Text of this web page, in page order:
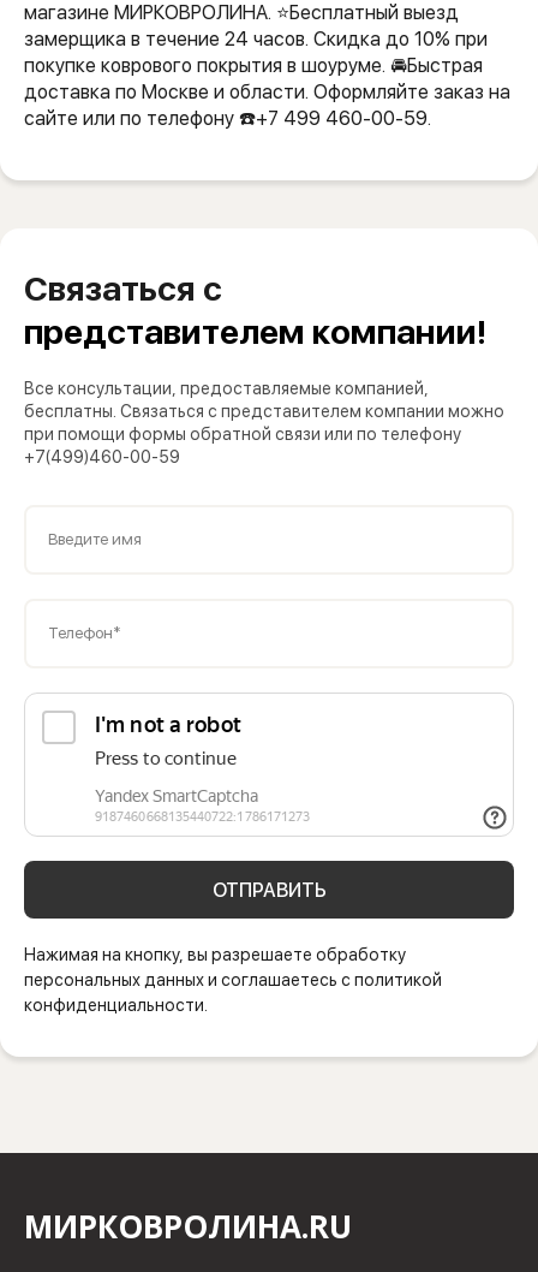
магазине МИРКОВРОЛИНА. ⭐️Бесплатный выезд
замерщика в течение 24 часов. Скидка до 10% при
покупке коврового покрытия в шоуруме. 🚘Быстрая
доставка по Москве и области. Оформляйте заказ на
сайте или по телефону ☎️+7 499 460-00-59.
Связаться с
представителем компании!
Все консультации, предоставляемые компанией,
бесплатны. Связаться с представителем компании можно
при помощи формы обратной связи или по телефону
+7(499)460-00-59
Введите имя
Телефон*
ОТПРАВИТЬ
Нажимая на кнопку, вы разрешаете обработку
персональных данных и соглашаетесь с политикой
конфиденциальности.
МИРКОВРОЛИНА.RU